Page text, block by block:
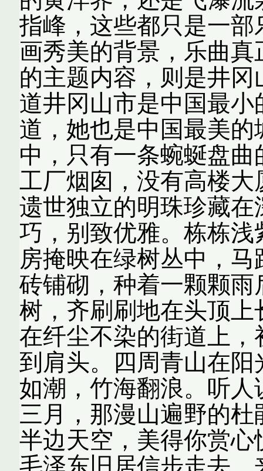
指峰，这些都只是一
画秀美的背景，乐曲
的主题内容，则是井
道井冈山市是中国最
道，她也是中国最美
中，只有一条蜿蜒盘
工厂烟囱，没有高楼
遗世独立的明珠珍藏
巧，别致优雅。栋栋
房掩映在绿树丛中，
砖铺砌，种着一颗颗
树，齐刷刷地在头顶
在纤尘不染的街道上
到肩头。四周青山在
如潮，竹海翻浪。听
三月，那漫山遍野的
半边天空，美得你赏